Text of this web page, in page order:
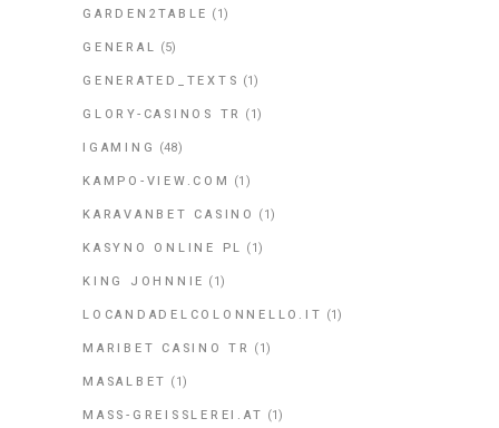
GARDEN2TABLE (1)
GENERAL (5)
GENERATED_TEXTS (1)
GLORY-CASINOS TR (1)
IGAMING (48)
KAMPO-VIEW.COM (1)
KARAVANBET CASINO (1)
KASYNO ONLINE PL (1)
KING JOHNNIE (1)
LOCANDADELCOLONNELLO.IT (1)
MARIBET CASINO TR (1)
MASALBET (1)
MASS-GREISSLEREI.AT (1)